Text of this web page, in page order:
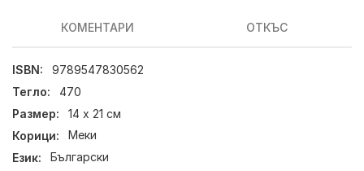
КОМЕНТАРИ ОТКЪС
ISBN:
9789547830562
Тегло:
470
Размер:
14 х 21 см
Корици:
Меки
Език:
Български